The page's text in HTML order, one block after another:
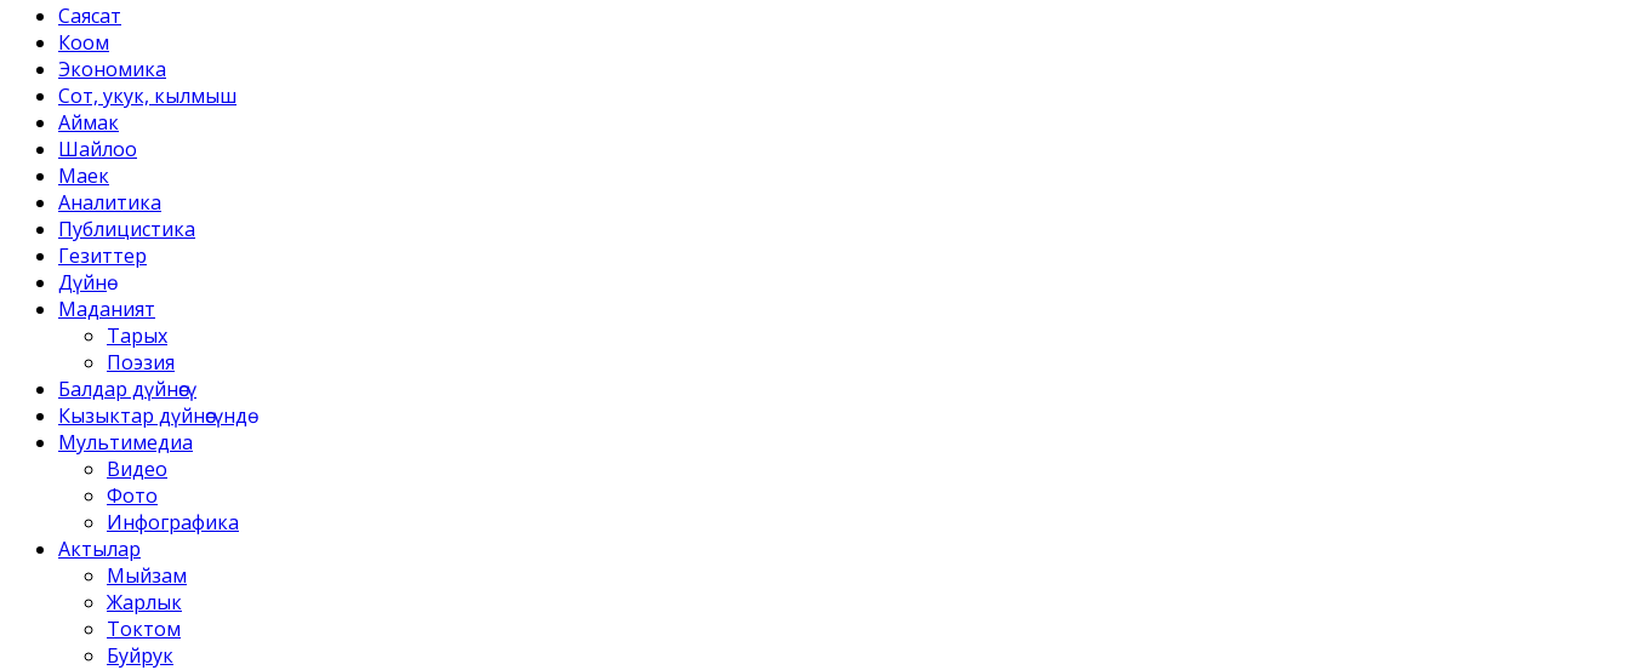
Саясат
Коом
Экономика
Сот, укук, кылмыш
Аймак
Шайлоо
Маек
Аналитика
Публицистика
Гезиттер
Дүйнө
Маданият
Тарых
Поэзия
Балдар дүйнөсү
Кызыктар дүйнөсүндө
Мультимедиа
Видео
Фото
Инфографика
Актылар
Мыйзам
Жарлык
Токтом
Буйрук